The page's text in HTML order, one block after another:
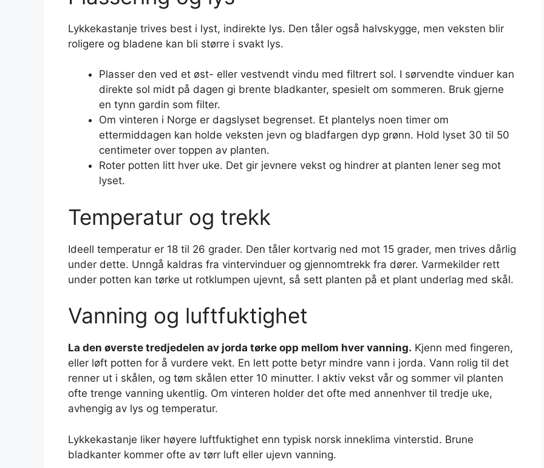
Lykkekastanje trives best i lyst, indirekte lys. Den tåler også halvskygge, men veksten blir
roligere og bladene kan bli større i svakt lys.
Plasser den ved et øst- eller vestvendt vindu med filtrert sol. I sørvendte vinduer kan
direkte sol midt på dagen gi brente bladkanter, spesielt om sommeren. Bruk gjerne
en tynn gardin som filter.
Om vinteren i Norge er dagslyset begrenset. Et plantelys noen timer om
ettermiddagen kan holde veksten jevn og bladfargen dyp grønn. Hold lyset 30 til 50
centimeter over toppen av planten.
Roter potten litt hver uke. Det gir jevnere vekst og hindrer at planten lener seg mot
lyset.
Temperatur og trekk
Ideell temperatur er 18 til 26 grader. Den tåler kortvarig ned mot 15 grader, men trives dårlig
under dette. Unngå kaldras fra vintervinduer og gjennomtrekk fra dører. Varmekilder rett
under potten kan tørke ut rotklumpen ujevnt, så sett planten på et plant underlag med skål.
Vanning og luftfuktighet
La den øverste tredjedelen av jorda tørke opp mellom hver vanning. Kjenn med fingeren,
eller løft potten for å vurdere vekt. En lett potte betyr mindre vann i jorda. Vann rolig til det
renner ut i skålen, og tøm skålen etter 10 minutter. I aktiv vekst vår og sommer vil planten
ofte trenge vanning ukentlig. Om vinteren holder det ofte med annenhver til tredje uke,
avhengig av lys og temperatur.
Lykkekastanje liker høyere luftfuktighet enn typisk norsk inneklima vinterstid. Brune
bladkanter kommer ofte av tørr luft eller ujevn vanning.